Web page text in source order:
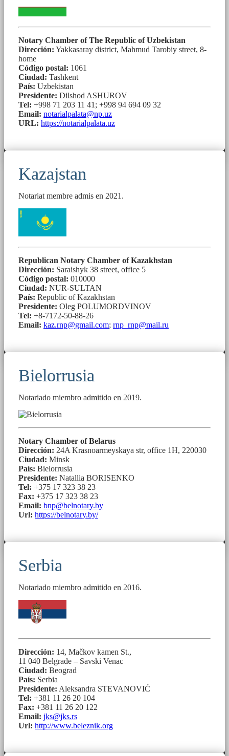
Notary Chamber of The Republic of Uzbekistan
Dirección: Yakkasaray district, Mahmud Tarobiy street, 8-
home
Código postal: 1061
Ciudad: Tashkent
País: Uzbekistan
Presidente: Dilshod ASHUROV
Tel: +998 71 203 11 41; +998 94 694 09 32
Email: notarialpalata@np.uz
URL: https://notarialpalata.uz
Kazajstan
Notariat membre admis en 2021.
Republican Notary Chamber of Kazakhstan
Dirección: Saraishyk 38 street, office 5
Código postal: 010000
Ciudad: NUR-SULTAN
País: Republic of Kazakhstan
Presidente: Oleg POLUMORDVINOV
Tel: +8-7172-50-88-26
Email: kaz.rnp@gmail.com; rnp_rnp@mail.ru
Bielorrusia
Notariado miembro admitido en 2019.
Notary Chamber of Belarus
Dirección: 24A Krasnoarmeyskaya str, office 1H, 220030
Ciudad: Minsk
País: Bielorrusia
Presidente: Natallia BORISENKO
Tel: +375 17 323 38 23
Fax: +375 17 323 38 23
Email: bnp@belnotary.by
Url: https://belnotary.by/
Serbia
Notariado miembro admitido en 2016.
Dirección: 14, Mačkov kamen St.,
11 040 Belgrade – Savski Venac
Ciudad: Beograd
País: Serbia
Presidente: Aleksandra STEVANOVIĆ
Tel: +381 11 26 20 104
Fax: +381 11 26 20 122
Email: jks@jks.rs
Url: http://www.beleznik.org